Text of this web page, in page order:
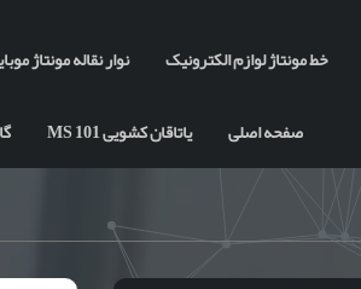
خط مونتاژ لوازم الکترونیک نوار نقاله مونتاژ
صفحه اصلی یاتاقان کشویی MS 101